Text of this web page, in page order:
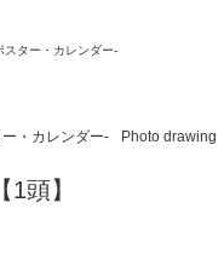
ター・カレンダー-
・カレンダー- Photo drawing
頭】